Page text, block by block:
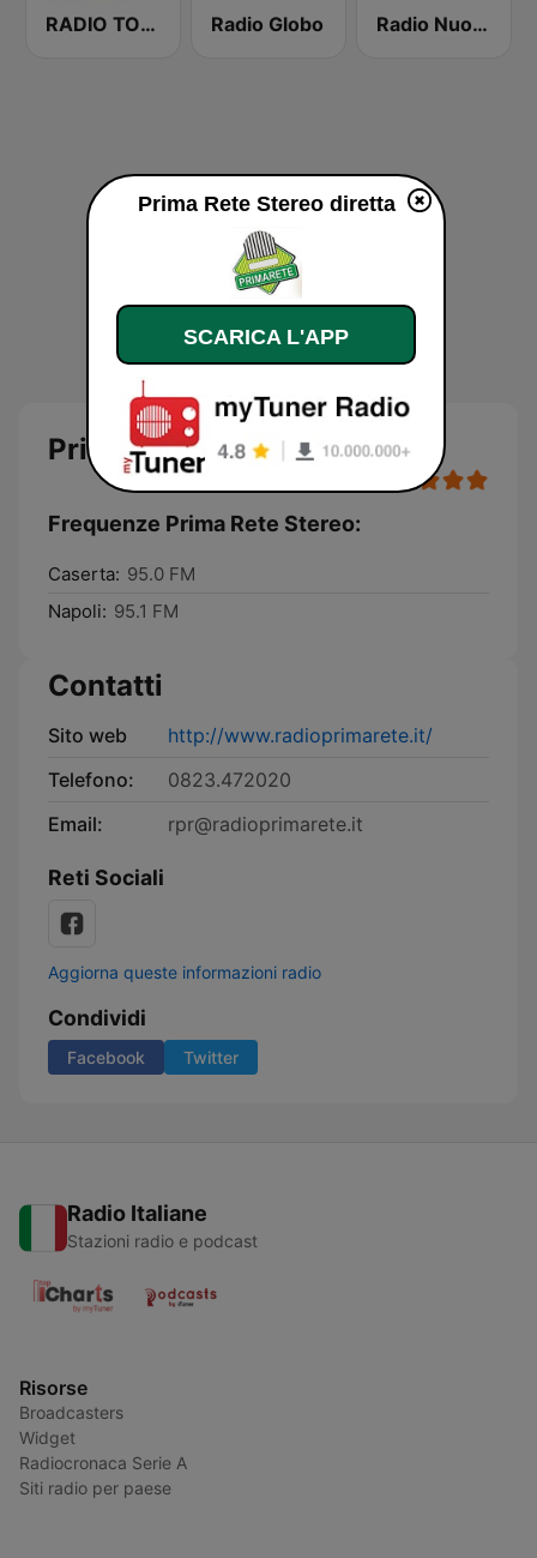
RADIO TOUR Radio Globo Radio Nuova San Giorgio
Prima Rete Stereo diretta
Frequenze Prima Rete Stereo:
Caserta: 95.0 FM
Napoli: 95.1 FM
Contatti
Sito web
http://www.radioprimarete.it/
Telefono:
0823.472020
Email:
rpr@radioprimarete.it
Reti Sociali
Aggiorna queste informazioni radio
Condividi
Facebook Twitter
Radio Italiane
Stazioni radio e podcast
Risorse
Broadcasters
Widget
Radiocronaca Serie A
Siti radio per paese
Prima Rete Stereo diretta
SCARICA L'APP